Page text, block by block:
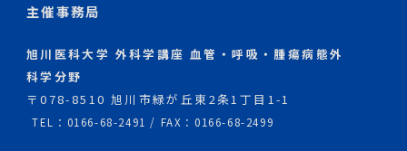
主催事務局
旭川医科大学 外科学講座 血管・呼吸・腫瘍病態外
科学分野
〒078-8510 旭川市緑が丘東2条1丁目1-1
TEL：0166-68-2491 / FAX：0166-68-2499